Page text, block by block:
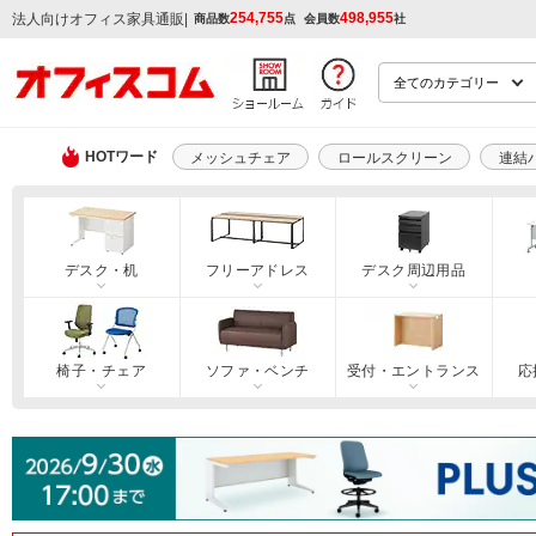
法人向けオフィス家具通販 | 商品数254,755点 会員数498,955社
HOTワード メッシュチェア ロールスクリーン 連結
デスク・机 フリーアドレス デスク周辺用品
椅子・チェア ソファ・ベンチ 受付・エントランス